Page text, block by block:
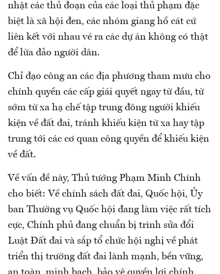
nhật các thủ đoạn của các loại thủ phạm đặc
biệt là xã hội đen, các nhóm giang hồ cát cứ
liên kết với nhau vé ra các dự án không có thật
để lừa đảo người dân.
Chỉ đạo công an các địa phương tham mưu cho
chính quyền các cấp giái quyết ngay từ đầu, từ
sớm từ xa hạ chế tập trung đông người khiếu
kiện về đất đai, tránh khiếu kiện từ xa hay tập
trung tới các cơ quan công quyền để khiếu kiện
về đất.
Về vấn đề này, Thủ tướng Phạm Minh Chính
cho biết: Về chính sách đất đai, Quốc hội, Ủy
ban Thường vụ Quốc hội đang làm việc rất tích
cực, Chính phủ đang chuẩn bị trình sửa đổi
Luật Đất đai và sắp tổ chức hội nghị về phát
triển thị trường đất đai lành mạnh, bền vững,